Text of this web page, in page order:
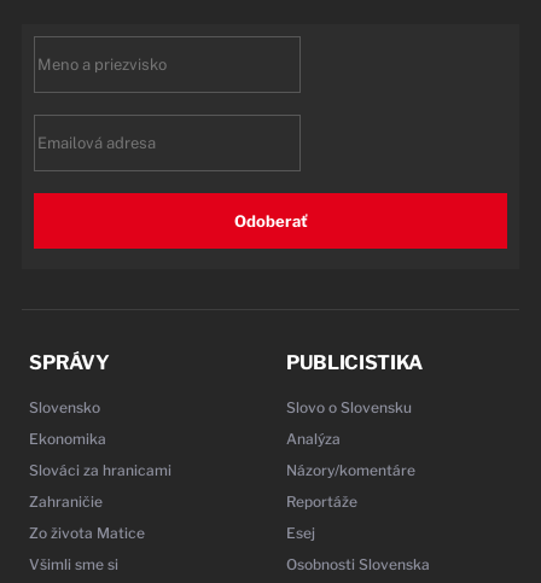
Odoberať
SPRÁVY
Slovensko
Ekonomika
Slováci za hranicami
Zahraničie
Zo života Matice
Všimli sme si
PUBLICISTIKA
Slovo o Slovensku
Analýza
Názory/komentáre
Reportáže
Esej
Osobnosti Slovenska